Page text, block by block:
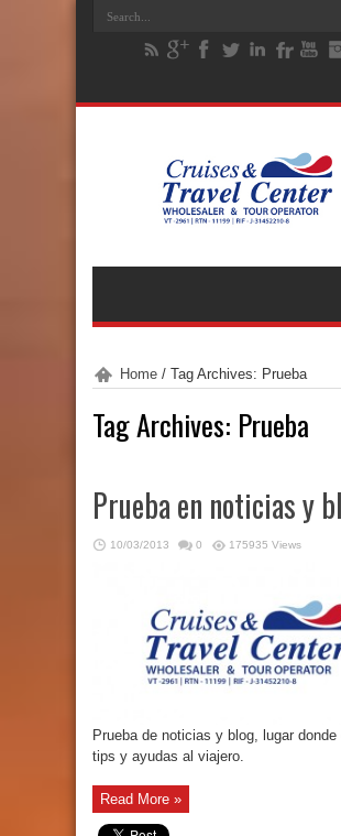
Home / Tag Archives: Prueba
Tag Archives: Prueba
Prueba en noticias y
10/03/2013 0 175935 Views
Prueba de noticias y blog, lugar donde
tips y ayudas al viajero.
Read More »